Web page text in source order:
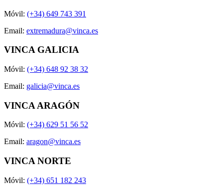
Móvil: (+34) 649 743 391
Email: extremadura@vinca.es
VINCA GALICIA
Móvil: (+34) 648 92 38 32
Email: galicia@vinca.es
VINCA ARAGÓN
Móvil: (+34) 629 51 56 52
Email: aragon@vinca.es
VINCA NORTE
Móvil: (+34) 651 182 243